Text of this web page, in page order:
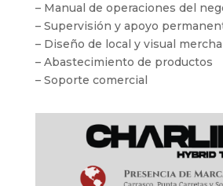
– Manual de operaciones del
– Supervisión y apoyo
– Diseño de local y visual
– Abastecimiento de productos
– Soporte comercial